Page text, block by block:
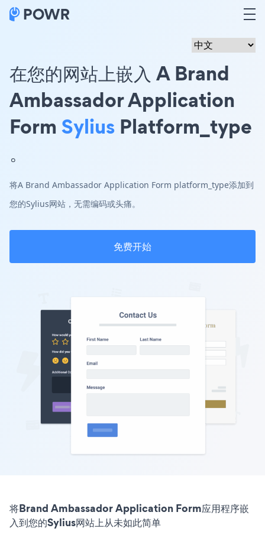
在您的网站上嵌入 A Brand
Ambassador Application
Form Sylius Platform_type
。
将A Brand Ambassador Application Form platform_type添加到
您的Sylius网站，无需编码或头痛。
免费开始
将Brand Ambassador Application Form应用程序嵌
入到您的Sylius网站上从未如此简单